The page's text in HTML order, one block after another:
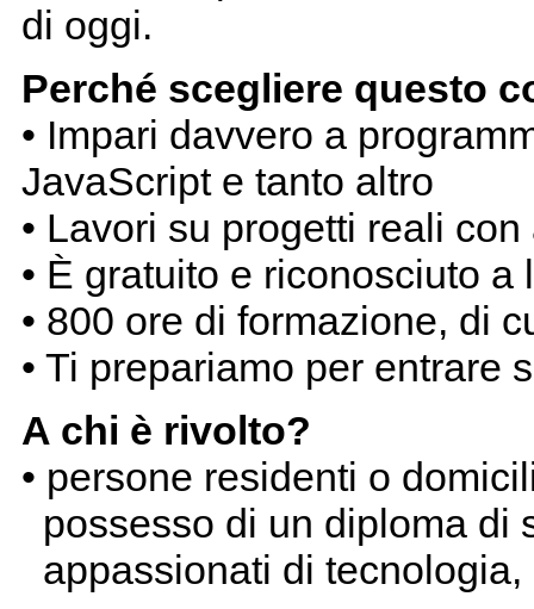
di oggi.
Perché scegliere questo
• Impari davvero a
JavaScript e tanto altro
• Lavori su progetti reali
• È gratuito e riconosciuto a
• 800 ore di formazione, di
• Ti prepariamo per entrare
A chi è rivolto?
• persone residenti o
possesso di un diploma di
appassionati di